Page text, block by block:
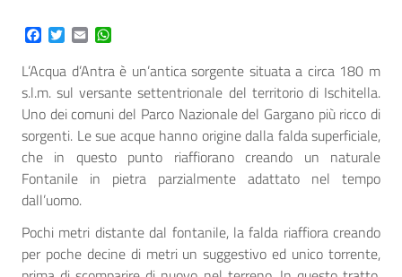
Facebook
Twitter
Email
L’Acqua d’Antra è un’antica sorgente situata a circa 180 m
s.l.m. sul versante settentrionale del territorio di Ischitella.
Uno dei comuni del Parco Nazionale del Gargano più ricco di
sorgenti. Le sue acque hanno origine dalla falda superficiale,
che in questo punto riaffiorano creando un naturale
Fontanile in pietra parzialmente adattato nel tempo
dall’uomo.
Pochi metri distante dal fontanile, la falda riaffiora creando
per poche decine di metri un suggestivo ed unico torrente,